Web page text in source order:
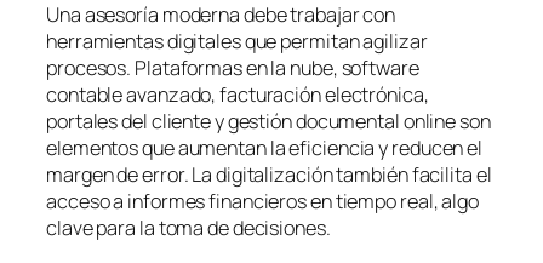
Una asesoría moderna debe trabajar con
herramientas digitales que permitan agilizar
procesos. Plataformas en la nube, software
contable avanzado, facturación electrónica,
portales del cliente y gestión documental online son
elementos que aumentan la eficiencia y reducen el
margen de error. La digitalización también facilita el
acceso a informes financieros en tiempo real, algo
clave para la toma de decisiones.